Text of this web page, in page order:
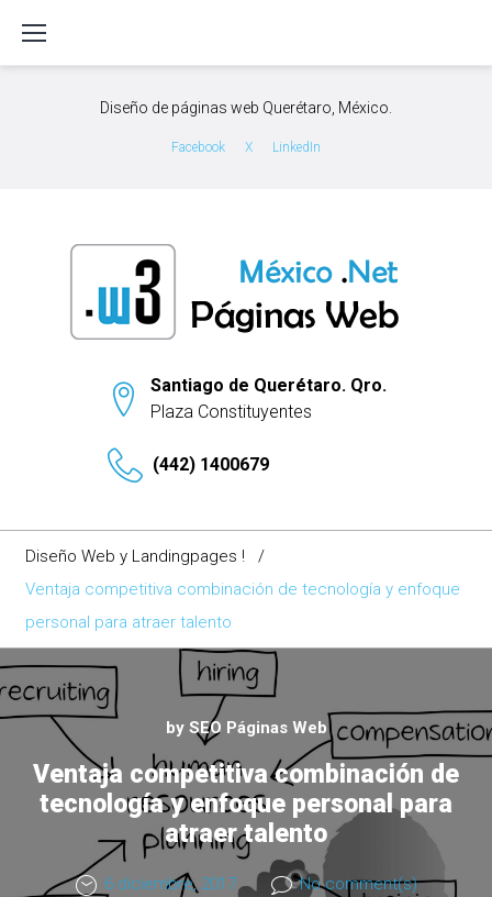
i
Diseño de páginas web Querétaro, México.
Facebook X LinkedIn
Santiago de Querétaro. Qro.
Plaza Constituyentes
(442) 1400679
Diseño Web y Landingpages !
/
Ventaja competitiva combinación de tecnología y enfoque
personal para atraer talento
by SEO Páginas Web
Ventaja competitiva combinación de
tecnología y enfoque personal para
atraer talento
6 diciembre, 2017
No comment(s)